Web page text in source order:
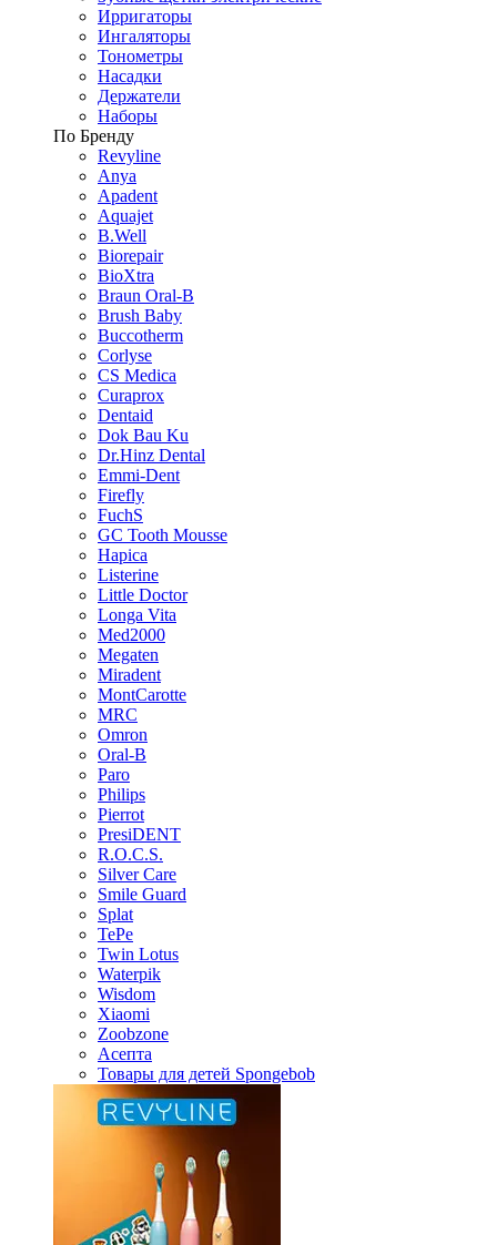
Ирригаторы
Ингаляторы
Тонометры
Насадки
Держатели
Наборы
По Бренду
Revyline
Anya
Apadent
Aquajet
B.Well
Biorepair
BioXtra
Braun Oral-B
Brush Baby
Buccotherm
Corlyse
CS Medica
Curaprox
Dentaid
Dok Bau Ku
Dr.Hinz Dental
Emmi-Dent
Firefly
FuchS
GC Tooth Mousse
Hapica
Listerine
Little Doctor
Longa Vita
Med2000
Megaten
Miradent
MontCarotte
MRC
Omron
Oral-B
Paro
Philips
Pierrot
PresiDENT
R.O.C.S.
Silver Care
Smile Guard
Splat
TePe
Twin Lotus
Waterpik
Wisdom
Xiaomi
Zoobzone
Асепта
Товары для детей Spongebob